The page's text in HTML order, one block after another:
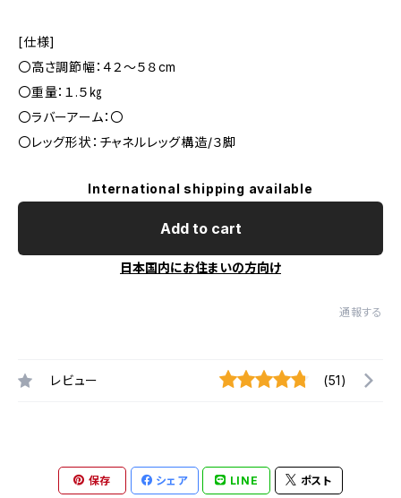
[仕様]
〇高さ調節幅：４２～５８cm
〇重量：１.５㎏
〇ラバーアーム：〇
〇レッグ形状：チャネルレッグ構造/３脚
International shipping available
Add to cart
日本国内にお住まいの方向け
通報する
レビュー (51)
保存 シェア LINE ポスト